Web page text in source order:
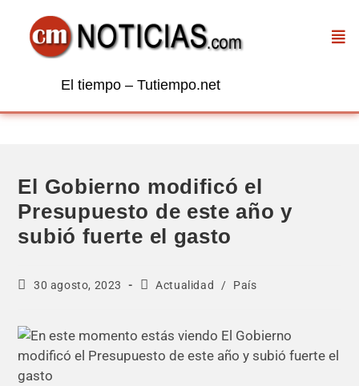
El tiempo – Tutiempo.net
El Gobierno modificó el
Presupuesto de este año y
subió fuerte el gasto
30 agosto, 2023 Actualidad / País